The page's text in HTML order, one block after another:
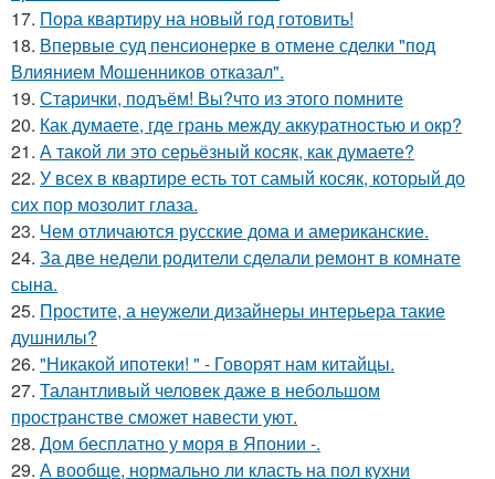
17. Пора квартиру на новый год готовить!
18. Впервые суд пенсионерке в отмене сделки "под
Влиянием Мошенников отказал".
19. Старички, подъём! Вы?что из этого помните
20. Как думаете, где грань между аккуратностью и окр?
21. А такой ли это серьёзный косяк, как думаете?
22. У всех в квартире есть тот самый косяк, который до
сих пор мозолит глаза.
23. Чем отличаются русские дома и американские.
24. За две недели родители сделали ремонт в комнате
сына.
25. Простите, а неужели дизайнеры интерьера такие
душнилы?
26. "Никакой ипотеки! " - Говорят нам китайцы.
27. Талантливый человек даже в небольшом
пространстве сможет навести уют.
28. Дом бесплатно у моря в Японии -.
29. А вообще, нормально ли класть на пол кухни